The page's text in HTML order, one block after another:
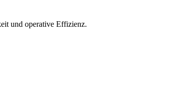
und operative Effizienz.